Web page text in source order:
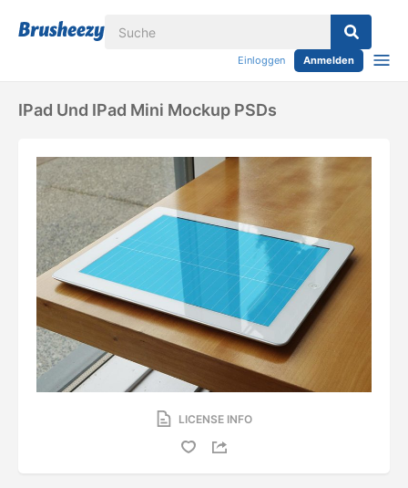
Einloggen Anmelden
IPad Und IPad Mini Mockup PSDs
LICENSE INFO